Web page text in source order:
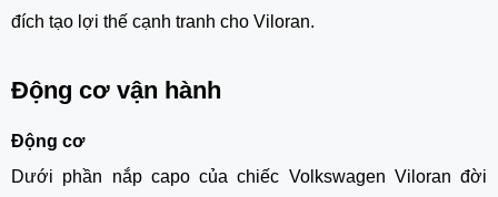
đích tạo lợi thế cạnh tranh cho Viloran.
Động cơ vận hành
Động cơ
Dưới phần nắp capo của chiếc Volkswagen Viloran đời